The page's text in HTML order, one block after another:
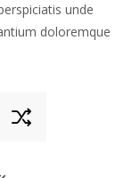
unde
doloremque